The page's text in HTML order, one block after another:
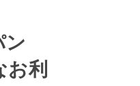
ン
お利